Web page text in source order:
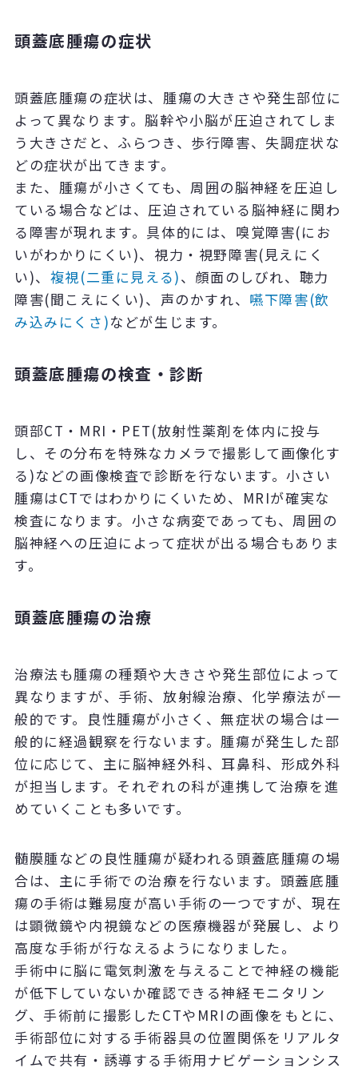
頭蓋底腫瘍の症状
頭蓋底腫瘍の症状は、腫瘍の大きさや発生部位に
よって異なります。脳幹や小脳が圧迫されてしま
う大きさだと、ふらつき、歩行障害、失調症状な
どの症状が出てきます。
また、腫瘍が小さくても、周囲の脳神経を圧迫し
ている場合などは、圧迫されている脳神経に関わ
る障害が現れます。具体的には、嗅覚障害(にお
いがわかりにくい)、視力・視野障害(見えにく
い)、 複視(二重に見える)、顔面のしびれ、聴力
障害(聞こえにくい)、声のかすれ、 嚥下障害(飲
み込みにくさ)などが生じます。
頭蓋底腫瘍の検査・診断
頭部CT・MRI・PET(放射性薬剤を体内に投与
し、その分布を特殊なカメラで撮影して画像化す
る)などの画像検査で診断を行ないます。小さい
腫瘍はCTではわかりにくいため、MRIが確実な
検査になります。小さな病変であっても、周囲の
脳神経への圧迫によって症状が出る場合もありま
す。
頭蓋底腫瘍の治療
治療法も腫瘍の種類や大きさや発生部位によって
異なりますが、手術、放射線治療、化学療法が一
般的です。良性腫瘍が小さく、無症状の場合は一
般的に経過観察を行ないます。腫瘍が発生した部
位に応じて、主に脳神経外科、耳鼻科、形成外科
が担当します。それぞれの科が連携して治療を進
めていくことも多いです。
髄膜腫などの良性腫瘍が疑われる頭蓋底腫瘍の場
合は、主に手術での治療を行ないます。頭蓋底腫
瘍の手術は難易度が高い手術の一つですが、現在
は顕微鏡や内視鏡などの医療機器が発展し、より
高度な手術が行なえるようになりました。
手術中に脳に電気刺激を与えることで神経の機能
が低下していないか確認できる神経モニタリン
グ、手術前に撮影したCTやMRIの画像をもとに、
手術部位に対する手術器具の位置関係をリアルタ
イムで共有・誘導する手術用ナビゲーションシス